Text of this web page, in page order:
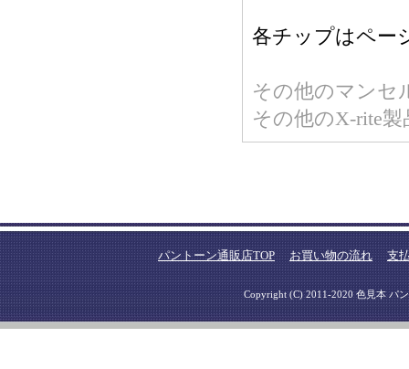
各チップはペー
その他のマンセ
その他のX-rite
パントーン通販店TOP お買い物の流れ 支
Copyright (C) 2011-2020 色見本 パ